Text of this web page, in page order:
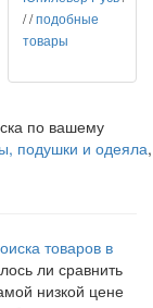
//подобные
товары
по вашему
подушки и одеяла,
товаров в
ли сравнить
низкой цене